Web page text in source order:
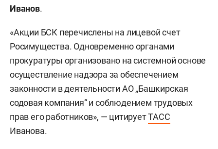
Иванов.
«Акции БСК перечислены на лицевой счет
Росимущества. Одновременно органами
прокуратуры организовано на системной основе
осуществление надзора за обеспечением
законности в деятельности АО „Башкирская
содовая компания“ и соблюдением трудовых
прав его работников», — цитируетТАСС
Иванова.